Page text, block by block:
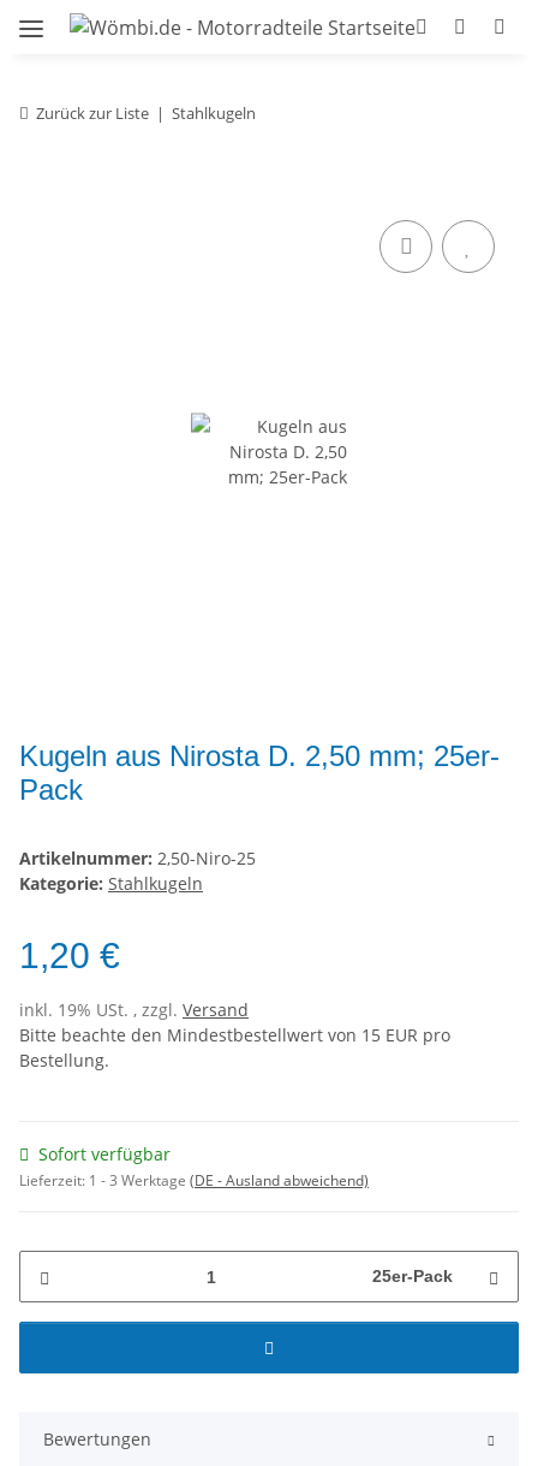
Zurück zur Liste Stahlkugeln
Kugeln aus Nirosta D. 2,50 mm; 25er-
Pack
Artikelnummer: 2,50-Niro-25
Kategorie: Stahlkugeln
1,20 €
inkl. 19% USt. , zzgl. Versand
Bitte beachte den Mindestbestellwert von 15 EUR pro
Bestellung.
Sofort verfügbar
Lieferzeit: 1 - 3 Werktage (DE - Ausland abweichend)
25er-Pack
Bewertungen